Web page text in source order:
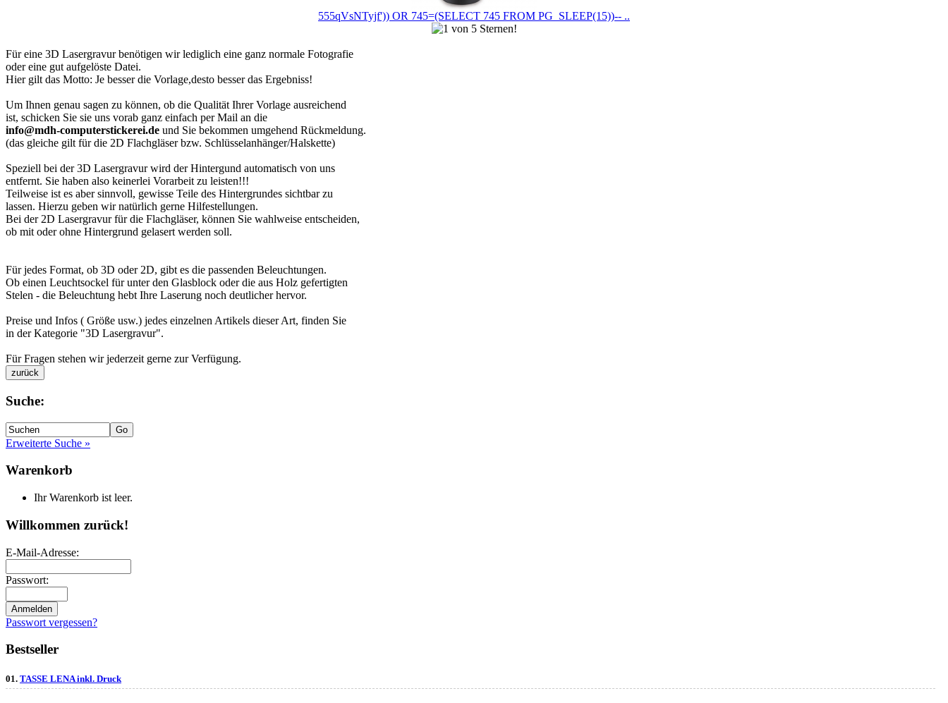
555qVsNTyjf')) OR 745=(SELECT 745 FROM PG_SLEEP(15))-- ..
Für eine 3D Lasergravur benötigen wir lediglich eine ganz normale Fotografie
oder eine gut aufgelöste Datei.
Hier gilt das Motto: Je besser die Vorlage,desto besser das Ergebniss!
Um Ihnen genau sagen zu können, ob die Qualität Ihrer Vorlage ausreichend
ist, schicken Sie sie uns vorab ganz einfach per Mail an die
info@mdh-computerstickerei.de und Sie bekommen umgehend Rückmeldung.
(das gleiche gilt für die 2D Flachgläser bzw. Schlüsselanhänger/Halskette)
Speziell bei der 3D Lasergravur wird der Hintergund automatisch von uns
entfernt. Sie haben also keinerlei Vorarbeit zu leisten!!!
Teilweise ist es aber sinnvoll, gewisse Teile des Hintergrundes sichtbar zu
lassen. Hierzu geben wir natürlich gerne Hilfestellungen.
Bei der 2D Lasergravur für die Flachgläser, können Sie wahlweise entscheiden,
ob mit oder ohne Hintergrund gelasert werden soll.
Für jedes Format, ob 3D oder 2D, gibt es die passenden Beleuchtungen.
Ob einen Leuchtsockel für unter den Glasblock oder die aus Holz gefertigten
Stelen - die Beleuchtung hebt Ihre Laserung noch deutlicher hervor.
Preise und Infos ( Größe usw.) jedes einzelnen Artikels dieser Art, finden Sie
in der Kategorie "3D Lasergravur".
Für Fragen stehen wir jederzeit gerne zur Verfügung.
Suche:
Erweiterte Suche »
Warenkorb
Ihr Warenkorb ist leer.
Willkommen zurück!
E-Mail-Adresse:
Passwort:
Passwort vergessen?
Bestseller
01. TASSE LENA inkl. Druck